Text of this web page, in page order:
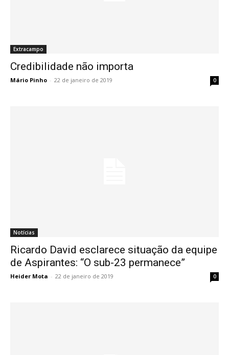
Extracampo
Credibilidade não importa
Mário Pinho - 22 de janeiro de 2019 0
Notícias
Ricardo David esclarece situação da equipe
de Aspirantes: “O sub-23 permanece”
Heider Mota - 22 de janeiro de 2019 0